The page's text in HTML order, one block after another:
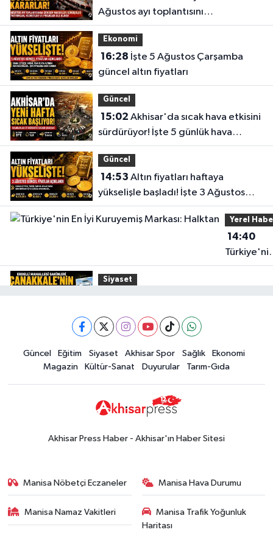
Ağustos ayı toplantısını
gerçekleştirdi
Ekonomi
16:28
güncel altın fiyatları
Güncel
15:02
sürdürüyor! İşte 5 günlük hava
durumu
Güncel
14:53
yükselişle başladı! İşte 3 Ağustos
güncel fiyatlar
Yerel
14:40
En İyi
Siyaset
yaşadı
19:00Kadın ve Çocuk Giyimde Yeni
Dönem: Minik Terzi’den Anne-
Çocuk Stilini Tamamlayan
Koleksiyonlar
Güncel
18:57Akhisar'da Atatürk
Duyurular
Güncel Eğitim Siyaset Akhisar Spor Sağlık
Ekonomi
Magazin
Kültür-Sanat Duyurular Tarım-Gıda
Akhisar Press Haber - Akhisar'ın Haber Sitesi
Manisa Nöbetçi Eczaneler Manisa Hava Durumu
Manisa Namaz Vakitleri
Manisa Trafik Yoğunluk
Haritası